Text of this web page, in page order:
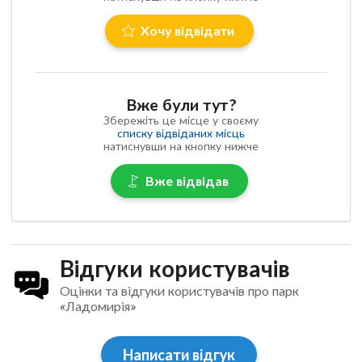
Хочу відвідати
Вже були тут?
Збережіть це місце у своєму
списку відвіданих місць
натиснувши на кнопку нижче
Вже відвідав
Відгуки користувачів
Оцінки та відгуки користувачів про парк
«Ладомирія»
Написати відгук